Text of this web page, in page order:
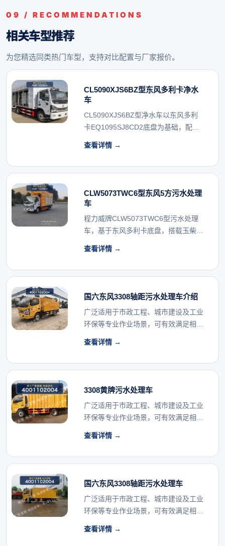
09 / RECOMMENDATIONS
相关车型推荐
为您精选同类热门车型，支持对比配置与厂家报价。
CL5090XJS6BZ型东风多利卡净水
车
CL5090XJS6BZ型净水车以东风多利
卡EQ1095SJ8CD2底盘为基础，配
查看详情 →
CLW5073TWC6型东风5方污水处理
车
程力威牌CLW5073TWC6型污水处理
车，基于东风多利卡底盘，搭载玉柴
查看详情 →
国六东风3308轴距污水处理车介绍
广泛适用于市政工程、城市建设及工业
环保等专业作业场景，可有效满足相关
查看详情 →
3308黄牌污水处理车
广泛适用于市政工程、城市建设及工业
环保等专业作业场景，可有效满足相关
查看详情 →
国六东风3308轴距污水处理车
广泛适用于市政工程、城市建设及工业
环保等专业作业场景，可有效满足相关
查看详情 →